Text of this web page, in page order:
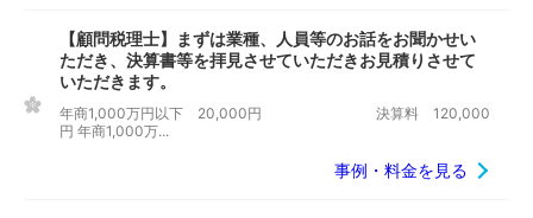
【顧問税理士】まずは業種、人員等のお話をお聞かせい
ただき、決算書等を拝見させていただきお見積りさせて
いただきます。
年商1,000万円以下 20,000円 決算料 120,000
円 年商1,000万...
事例・料金を見る